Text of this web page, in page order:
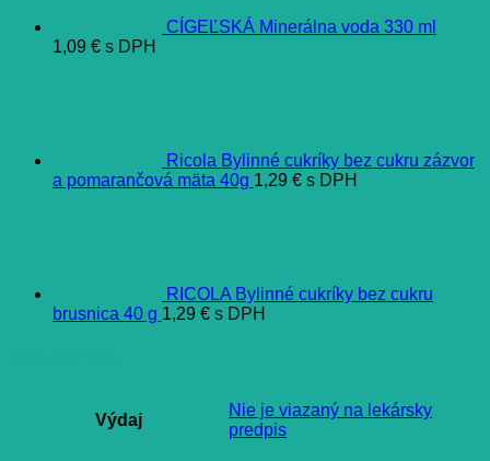
CÍGEĽSKÁ Minerálna voda 330 ml
1,09 € s DPH
Ricola Bylinné cukríky bez cukru zázvor
a pomarančová mäta 40g 1,29 € s DPH
RICOLA Bylinné cukríky bez cukru
brusnica 40 g 1,29 € s DPH
Výdaj
Nie je viazaný na lekársky
predpis